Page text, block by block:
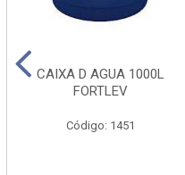
CAIXA D AGUA 1000L
FORTLEV
Código: 1451